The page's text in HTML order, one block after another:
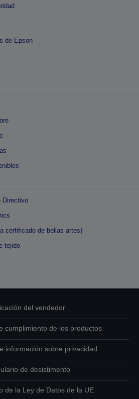
de Epson
Directivo
certificado de bellas artes)
tejido
del vendedor
cumplimiento de los productos
información sobre privacidad
de desistimento
de la Ley de Datos de la UE